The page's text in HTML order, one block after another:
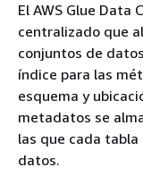
El AWS Glue Data
centralizado que
conjuntos de
índice para las
esquema y
metadatos se
las que cada
datos.